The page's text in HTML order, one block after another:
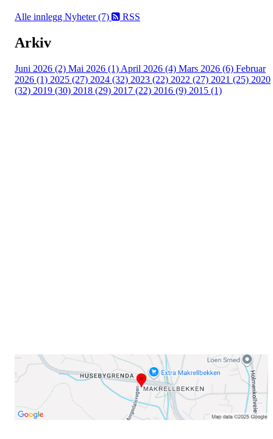
Alle innlegg Nyheter (7) RSS
Arkiv
Juni 2026 (2) Mai 2026 (1) April 2026 (4) Mars 2026 (6) Februar
2026 (1) 2025 (27) 2024 (32) 2023 (22) 2022 (27) 2021 (25) 2020
(32) 2019 (30) 2018 (29) 2017 (22) 2016 (9) 2015 (1)